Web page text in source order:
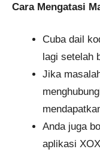
Cara Mengatasi
Cuba dail
lagi setelah
Jika
Anda juga
aplikasi